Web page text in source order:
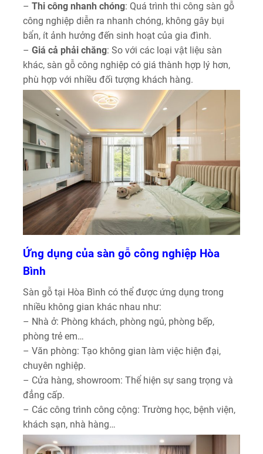
– Thi công nhanh chóng: Quá trình thi công sàn gỗ
công nghiệp diễn ra nhanh chóng, không gây bụi
bẩn, ít ảnh hưởng đến sinh hoạt của gia đình.
– Giá cả phải chăng: So với các loại vật liệu sàn
khác, sàn gỗ công nghiệp có giá thành hợp lý hơn,
phù hợp với nhiều đối tượng khách hàng.
Ứng dụng của sàn gỗ công nghiệp Hòa
Bình
Sàn gỗ tại Hòa Bình có thể được ứng dụng trong
nhiều không gian khác nhau như:
– Nhà ở: Phòng khách, phòng ngủ, phòng bếp,
phòng trẻ em…
– Văn phòng: Tạo không gian làm việc hiện đại,
chuyên nghiệp.
– Cửa hàng, showroom: Thể hiện sự sang trọng và
đẳng cấp.
– Các công trình công cộng: Trường học, bệnh viện,
khách sạn, nhà hàng…